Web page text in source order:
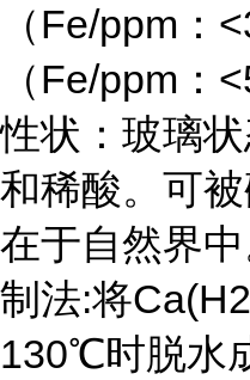
（Fe/ppm：
（Fe/ppm：
性状：玻璃
和稀酸。可
在于自然界中
制法:将
130℃时脱水